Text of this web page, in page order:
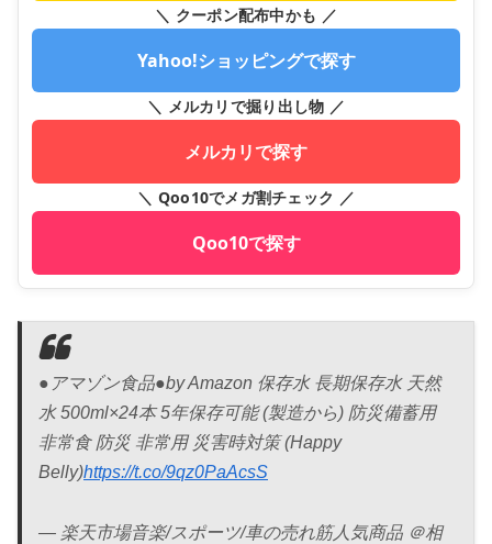
＼ クーポン配布中かも ／
Yahoo!ショッピングで探す
＼ メルカリで掘り出し物 ／
メルカリで探す
＼ Qoo10でメガ割チェック ／
Qoo10で探す
●アマゾン食品●by Amazon 保存水 長期保存水 天然
水 500ml×24本 5年保存可能 (製造から) 防災備蓄用
非常食 防災 非常用 災害時対策 (Happy
Belly)https://t.co/9qz0PaAcsS
— 楽天市場音楽/スポーツ/車の売れ筋人気商品 ＠相